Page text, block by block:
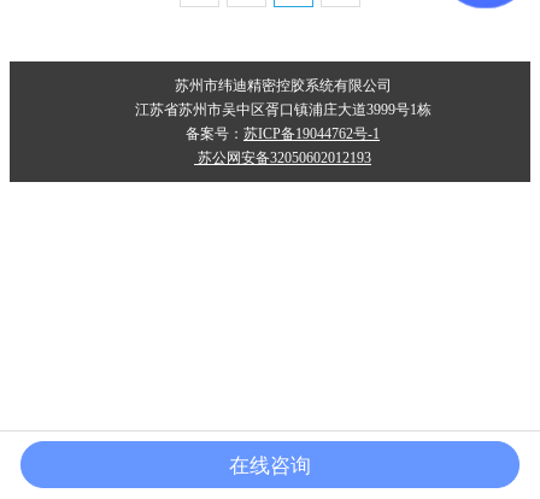
苏州市纬迪精密控胶系统有限公司
江苏省苏州市吴中区胥口镇浦庄大道3999号1栋
备案号： 苏ICP备19044762号-1
苏公网安备32050602012193
在线咨询